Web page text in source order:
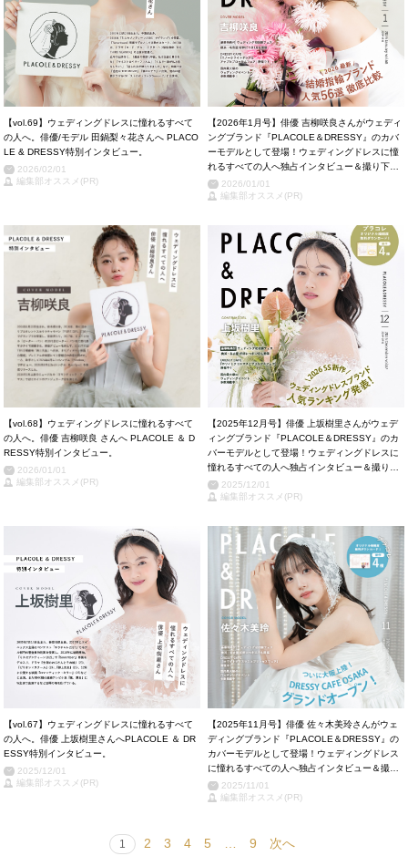
【vol.69】ウェディングドレスに憧れるすべて
の人へ。俳優/モデル 田鍋梨々花さんへ PLACO
LE & DRESSY特別インタビュー。
2026/02/01
編集部オススメ(PR)
【2026年1月号】俳優 吉柳咲良さんがウェディ
ングブランド『PLACOLE＆DRESSY』のカバ
ーモデルとして登場！ウェディングドレスに憧
れるすべての人へ独占インタビュー＆撮り下ろ
しカット掲載！
2026/01/01
編集部オススメ(PR)
【vol.68】ウェディングドレスに憧れるすべて
の人へ。俳優 吉柳咲良 さんへ PLACOLE ＆ D
RESSY特別インタビュー。
2026/01/01
編集部オススメ(PR)
【2025年12月号】俳優 上坂樹里さんがウェデ
ィングブランド『PLACOLE＆DRESSY』のカ
バーモデルとして登場！ウェディングドレスに
憧れるすべての人へ独占インタビュー＆撮り下
ろしカット掲載！
2025/12/01
編集部オススメ(PR)
【vol.67】ウェディングドレスに憧れるすべて
の人へ。俳優 上坂樹里さんへPLACOLE ＆ DR
ESSY特別インタビュー。
2025/12/01
編集部オススメ(PR)
【2025年11月号】俳優 佐々木美玲さんがウェ
ディングブランド『PLACOLE＆DRESSY』の
カバーモデルとして登場！ウェディングドレス
に憧れるすべての人へ独占インタビュー＆撮り
下ろしカット掲載！
2025/11/01
編集部オススメ(PR)
1 2 3 4 5 9 次へ